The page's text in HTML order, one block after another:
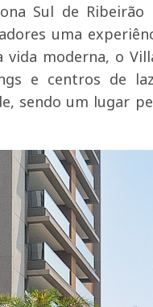
Sul de
uma
moderna, o
e centros de
sendo um lugar